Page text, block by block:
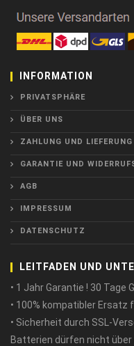
INFORMATION
PRIVATSPHÄRE
ÜBER UNS
ZAHLUNG UND LIEFERUNG
GARANTIE UND
AGB
IMPRESSUM
DATENSCHUTZ
LEITFADEN UND
• 1 Jahr Garantie ! 30 Tage
• 100% kompatibler Ersatz
• Sicherheit durch SSL-
Batterien dürfen nicht